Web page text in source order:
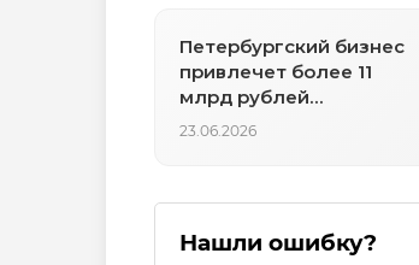
Петербургский бизнес
привлечет более 11
млрд рублей
льготного
23.06.2026
Нашли ошибку?